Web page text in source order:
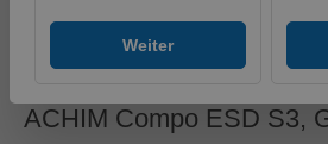
Weiter
ACHIM Compo ESD S3,